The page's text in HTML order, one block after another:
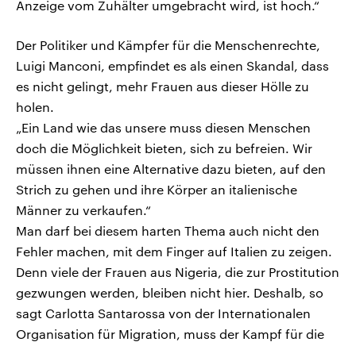
Anzeige vom Zuhälter umgebracht wird, ist hoch.“
Der Politiker und Kämpfer für die Menschenrechte,
Luigi Manconi, empfindet es als einen Skandal, dass
es nicht gelingt, mehr Frauen aus dieser Hölle zu
holen.
„Ein Land wie das unsere muss diesen Menschen
doch die Möglichkeit bieten, sich zu befreien. Wir
müssen ihnen eine Alternative dazu bieten, auf den
Strich zu gehen und ihre Körper an italienische
Männer zu verkaufen.“
Man darf bei diesem harten Thema auch nicht den
Fehler machen, mit dem Finger auf Italien zu zeigen.
Denn viele der Frauen aus Nigeria, die zur Prostitution
gezwungen werden, bleiben nicht hier. Deshalb, so
sagt Carlotta Santarossa von der Internationalen
Organisation für Migration, muss der Kampf für die